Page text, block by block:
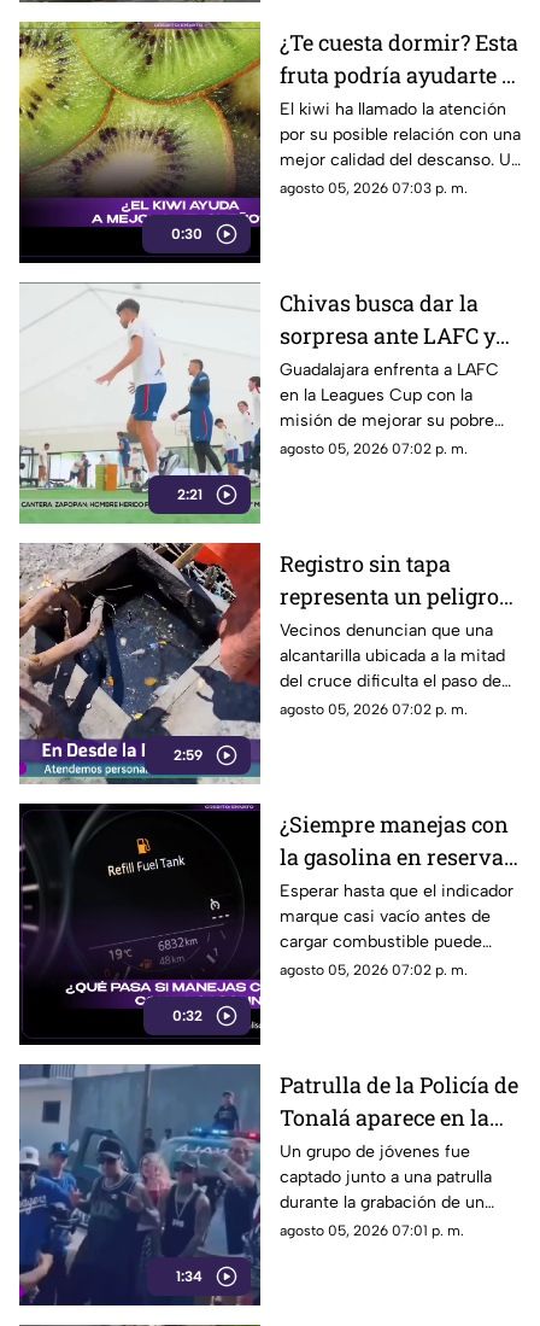
0:30
¿Te cuesta dormir? Esta
fruta podría ayudarte a
conciliar el sueño más
rápido
El kiwi ha llamado la atención
por su posible relación con una
mejor calidad del descanso. Un
estudio encontró resultados
agosto 05, 2026 07:03 p. m.
2:21
Chivas busca dar la
sorpresa ante LAFC y
romper su mala racha
en la Leagues Cup
Guadalajara enfrenta a LAFC
en la Leagues Cup con la
misión de mejorar su pobre
historial en el torneo y
agosto 05, 2026 07:02 p. m.
2:59
Registro sin tapa
representa un peligro
desde hace meses en la
calle Eleuterio
González
Vecinos denuncian que una
alcantarilla ubicada a la mitad
del cruce dificulta el paso de
los automovilistas y, durante la
agosto 05, 2026 07:02 p. m.
0:32
¿Siempre manejas con
la gasolina en reserva?
Esto podría pasarle a tu
auto
Esperar hasta que el indicador
marque casi vacío antes de
cargar combustible puede
convertirse en un mal hábito
agosto 05, 2026 07:02 p. m.
1:34
Patrulla de la Policía de
Tonalá aparece en la
grabación de un video
musical
Un grupo de jóvenes fue
captado junto a una patrulla
durante la grabación de un
video musical, situación que
agosto 05, 2026 07:01 p. m.